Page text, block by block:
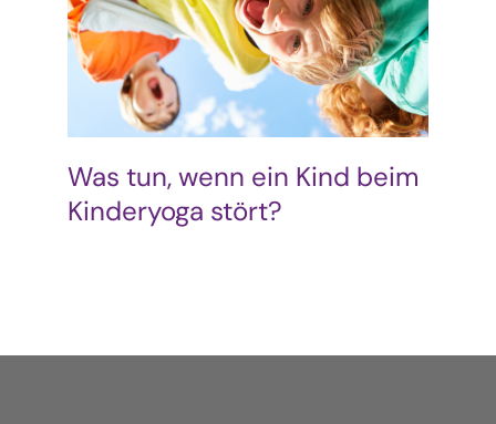
Podcast & Blog
Was tun, wenn ein Kind beim
Kinderyoga stört?